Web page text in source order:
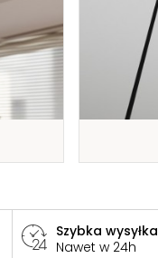
Szybka wysyłka
Nawet w 24h